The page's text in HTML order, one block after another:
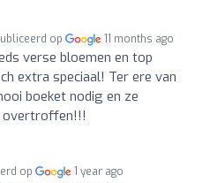
op 11 months ago
verse bloemen en top
extra speciaal! Ter ere van
boeket nodig en ze
overtroffen!!!
op 1 year ago